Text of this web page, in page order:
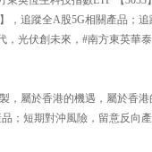
，追蹤全A股5G相關產品；
，光伏創未來，#南方東英華
，屬於香港的機遇，屬於香
；短期對沖風險，留意反向